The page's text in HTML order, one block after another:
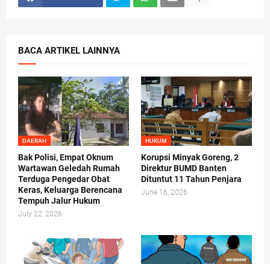
BACA ARTIKEL LAINNYA
DAERAH
Bak Polisi, Empat Oknum
Wartawan Geledah Rumah
Terduga Pengedar Obat
Keras, Keluarga Berencana
Tempuh Jalur Hukum
July 22, 2026
HUKUM
Korupsi Minyak Goreng, 2
Direktur BUMD Banten
Dituntut 11 Tahun Penjara
June 16, 2026